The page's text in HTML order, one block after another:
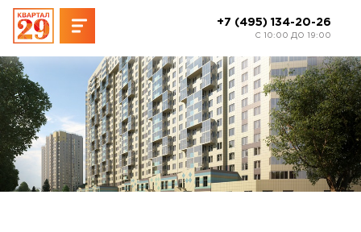
+7 (495) 134-20-26
C 10:00 ДО 19:00